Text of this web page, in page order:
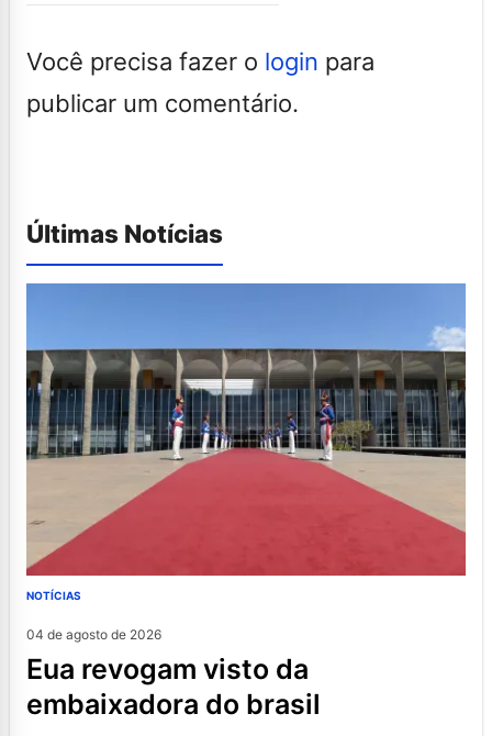
Você precisa fazer o login para
publicar um comentário.
Últimas Notícias
NOTÍCIAS
04 de agosto de 2026
eua revogam visto da
embaixadora do brasil